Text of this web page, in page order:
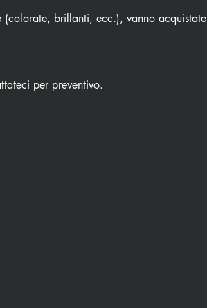
(colorate, brillanti, ecc.), vanno acquistate
per preventivo.